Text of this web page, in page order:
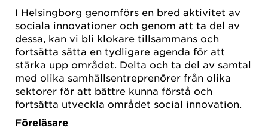
I Helsingborg genomförs en bred aktivitet av
sociala innovationer och genom att ta del av
dessa, kan vi bli klokare tillsammans och
fortsätta sätta en tydligare agenda för att
stärka upp området. Delta och ta del av samtal
med olika samhällsentreprenörer från olika
sektorer för att bättre kunna förstå och
fortsätta utveckla området social innovation.
Föreläsare